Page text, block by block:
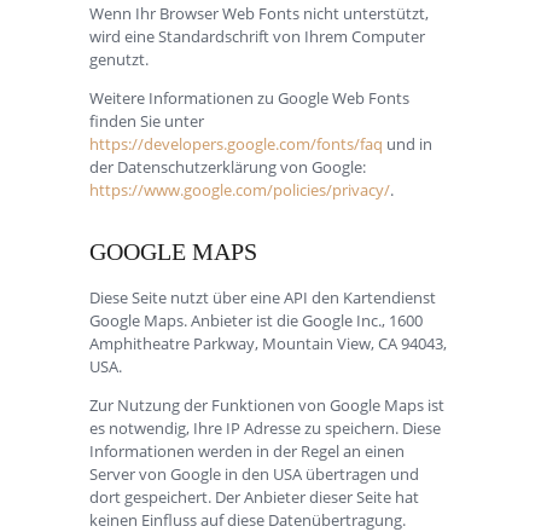
Wenn Ihr Browser Web Fonts nicht unterstützt,
wird eine Standardschrift von Ihrem Computer
genutzt.
Weitere Informationen zu Google Web Fonts
finden Sie unter
https://developers.google.com/fonts/faq und in
der Datenschutzerklärung von Google:
https://www.google.com/policies/privacy/.
GOOGLE MAPS
Diese Seite nutzt über eine API den Kartendienst
Google Maps. Anbieter ist die Google Inc., 1600
Amphitheatre Parkway, Mountain View, CA 94043,
USA.
Zur Nutzung der Funktionen von Google Maps ist
es notwendig, Ihre IP Adresse zu speichern. Diese
Informationen werden in der Regel an einen
Server von Google in den USA übertragen und
dort gespeichert. Der Anbieter dieser Seite hat
keinen Einfluss auf diese Datenübertragung.